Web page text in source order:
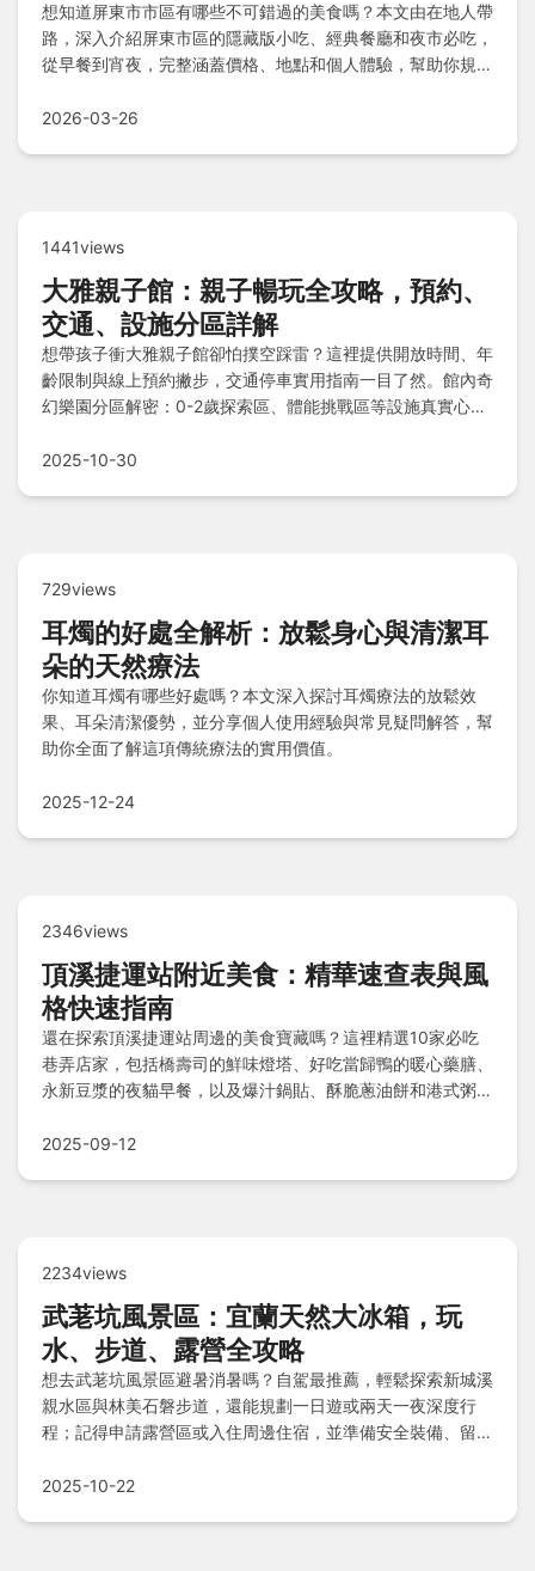
想知道屏東市市區有哪些不可錯過的美食嗎？本文由在地人帶
路，深入介紹屏東市區的隱藏版小吃、經典餐廳和夜市必吃，
從早餐到宵夜，完整涵蓋價格、地點和個人體驗，幫助你規劃
2026-03-26
1441views
大雅親子館：親子暢玩全攻略，預約、
交通、設施分區詳解
想帶孩子衝大雅親子館卻怕撲空踩雷？這裡提供開放時間、年
齡限制與線上預約撇步，交通停車實用指南一目了然。館內奇
幻樂園分區解密：0-2歲探索區、體能挑戰區等設施真實心
速解惑，親子時光零失誤！
2025-10-30
729views
耳燭的好處全解析：放鬆身心與清潔耳
朵的天然療法
你知道耳燭有哪些好處嗎？本文深入探討耳燭療法的放鬆效
果、耳朵清潔優勢，並分享個人使用經驗與常見疑問解答，幫
助你全面了解這項傳統療法的實用價值。
2025-12-24
2346views
頂溪捷運站附近美食：精華速查表與風
格快速指南
還在探索頂溪捷運站周邊的美食寶藏嗎？這裡精選10家必吃
巷弄店家，包括橋壽司的鮮味燈塔、好吃當歸鴨的暖心藥膳、
永新豆漿的夜貓早餐，以及爆汁鍋貼、酥脆蔥油餅和港式粥麵
2025-09-12
2234views
武荖坑風景區：宜蘭天然大冰箱，玩
水、步道、露營全攻略
想去武荖坑風景區避暑消暑嗎？自駕最推薦，輕鬆探索新城溪
親水區與林美石磐步道，還能規劃一日遊或兩天一夜深度行
程；記得申請露營區或入住周邊住宿，並準備安全裝備、留意
2025-10-22